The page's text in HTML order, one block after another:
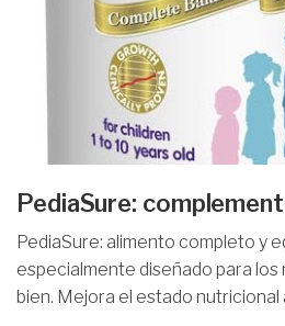
PediaSure:
PediaSure: alimento completo y
especialmente diseñado para los
bien. Mejora el estado nutricional